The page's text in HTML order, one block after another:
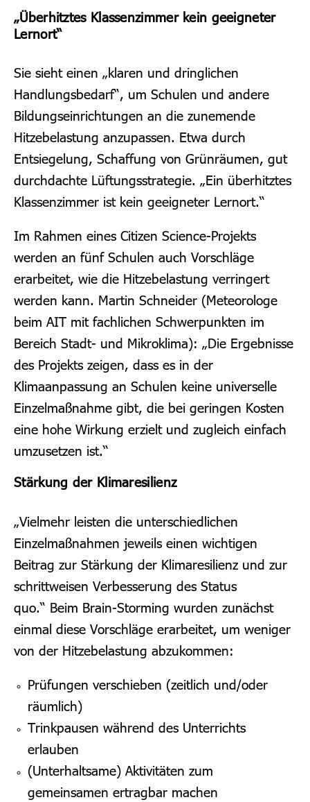
„Überhitztes Klassenzimmer kein geeigneter
Lernort“
Sie sieht einen „klaren und dringlichen
Handlungsbedarf“, um Schulen und andere
Bildungseinrichtungen an die zunemende
Hitzebelastung anzupassen. Etwa durch
Entsiegelung, Schaffung von Grünräumen, gut
durchdachte Lüftungsstrategie. „Ein überhitztes
Klassenzimmer ist kein geeigneter Lernort.“
Im Rahmen eines Citizen Science-Projekts
werden an fünf Schulen auch Vorschläge
erarbeitet, wie die Hitzebelastung verringert
werden kann. Martin Schneider (Meteorologe
beim AIT mit fachlichen Schwerpunkten im
Bereich Stadt- und Mikroklima): „Die Ergebnisse
des Projekts zeigen, dass es in der
Klimaanpassung an Schulen keine universelle
Einzelmaßnahme gibt, die bei geringen Kosten
eine hohe Wirkung erzielt und zugleich einfach
umzusetzen ist.“
Stärkung der Klimaresilienz
„Vielmehr leisten die unterschiedlichen
Einzelmaßnahmen jeweils einen wichtigen
Beitrag zur Stärkung der Klimaresilienz und zur
schrittweisen Verbesserung des Status
quo.“ Beim Brain-Storming wurden zunächst
einmal diese Vorschläge erarbeitet, um weniger
von der Hitzebelastung abzukommen:
Prüfungen verschieben (zeitlich und/oder
räumlich)
Trinkpausen während des Unterrichts
erlauben
(Unterhaltsame) Aktivitäten zum
gemeinsamen ertragbar machen